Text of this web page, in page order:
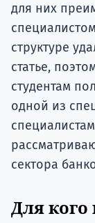
для них
структуре
статье,
студентам
одной из
сектора
Для кого